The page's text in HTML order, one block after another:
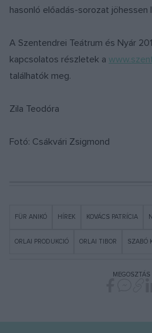
hasonló előadás-sorozat jöhessen
A Szentendrei Teátrum és Nyár
kapcsolatos részletek a
találhatók meg.
Zila Teodóra
Fotó: Csákvári Zsigmond
FÜR ANIKÓ HÍREK KOVÁCS PATRÍCIA
ORLAI PRODUKCIÓ ORLAI TIBOR SZABÓ
MEGOSZTÁS